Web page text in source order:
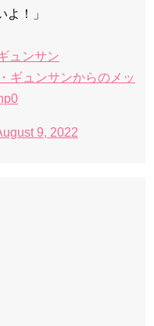
！」
ュンサン
ギュンサンからのメッ
9, 2022